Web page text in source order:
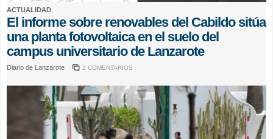
ACTUALIDAD
El informe sobre renovables del Cabildo sitúa
una planta fotovoltaica en el suelo del
campus universitario de Lanzarote
Diario de Lanzarote 2 COMENTARIOS